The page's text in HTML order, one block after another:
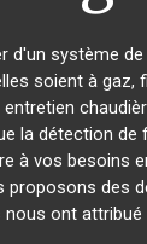
d'un système
soient à gaz,
la détection
à vos besoins
des
ont